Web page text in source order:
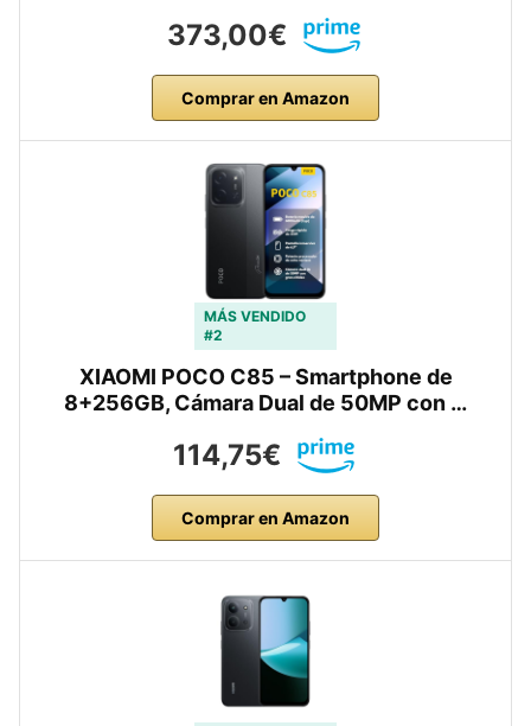
373,00€
Comprar en Amazon
MÁS VENDIDO
#2
XIAOMI POCO C85 – Smartphone de
8+256GB, Cámara Dual de 50MP con …
114,75€
Comprar en Amazon